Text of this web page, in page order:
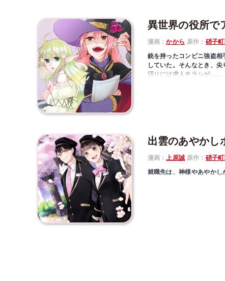
異世界の役所で
漫画：かから 原作： 硝子
銃を持ったコンビニ強盗
していた。そんなとき、
辺りには求人チラシが……
はファンタジー＆ハーレ
出雲のあやかし
漫画： 上原誠 原作： 硝子
就職先は、神様やあやか